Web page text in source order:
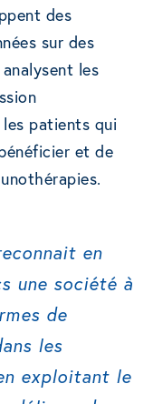
des
sur des
les
patients qui
et de
en
une société à
de
les
exploitant le